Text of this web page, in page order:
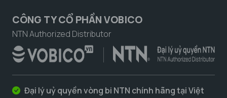
CÔNG TY CỔ PHẦN VOBICO
NTN Authorized Distributor
Đại lý uỷ quyền vòng bi NTN chính hãng tại Việt